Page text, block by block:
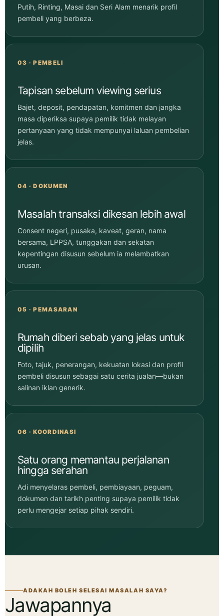
Putih, Rinting, Masai dan Seri Alam menarik profil
pembeli yang berbeza.
03 · PEMBELI
Tapisan sebelum viewing serius
Bajet, deposit, pendapatan, komitmen dan jangka
masa diperiksa supaya pemilik tidak melayan
pertanyaan yang tidak mempunyai laluan pembelian
jelas.
04 · DOKUMEN
Masalah transaksi dikesan lebih awal
Consent negeri, pusaka, kaveat, geran, nama
bersama, LPPSA, tunggakan dan sekatan
kepentingan disusun sebelum ia melambatkan
urusan.
05 · PEMASARAN
Rumah diberi sebab yang jelas untuk
dipilih
Foto, tajuk, penerangan, kekuatan lokasi dan profil
pembeli disusun sebagai satu cerita jualan—bukan
salinan iklan generik.
06 · KOORDINASI
Satu orang memantau perjalanan
hingga serahan
Adi menyelaras pembeli, pembiayaan, peguam,
dokumen dan tarikh penting supaya pemilik tidak
perlu mengejar setiap pihak sendiri.
ADAKAH BOLEH SELESAI MASALAH SAYA?
Jawapannya